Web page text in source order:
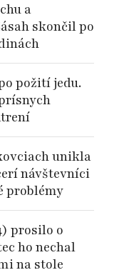
a
skončil po
požití jedu.
unikla
návštevníci
problémy
prosilo o
ho nechal
na stole